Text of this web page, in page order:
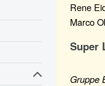
Rene
Marco
Super
Gruppe